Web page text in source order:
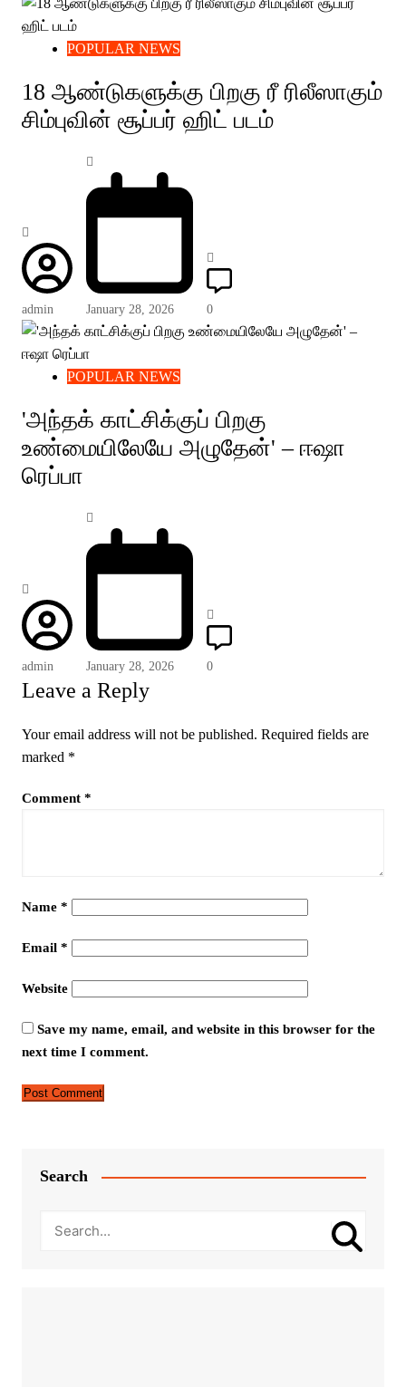
POPULAR NEWS
18 ஆண்டுகளுக்கு பிறகு ரீ ரிலீஸாகும்
சிம்புவின் சூப்பர் ஹிட் படம்
admin January 28, 2026 0
POPULAR NEWS
'அந்தக் காட்சிக்குப் பிறகு
உண்மையிலேயே அழுதேன்' – ஈஷா
ரெப்பா
admin January 28, 2026 0
Leave a Reply
Your email address will not be published. Required fields are
marked *
Comment *
Name *
Email *
Website
Save my name, email, and website in this browser for the
next time I comment.
Search